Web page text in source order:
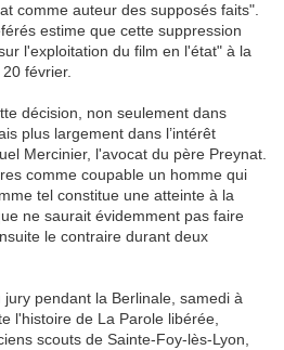
comme auteur des supposés faits".
estime que cette suppression
l'exploitation du film en l'état" à la
février.
décision, non seulement dans
plus largement dans l’intérêt
Mercinier, l'avocat du père Preynat.
comme coupable un homme qui
tel constitue une atteinte à la
ne saurait évidemment pas faire
le contraire durant deux
pendant la Berlinale, samedi à
l'histoire de La Parole libérée,
scouts de Sainte-Foy-lès-Lyon,